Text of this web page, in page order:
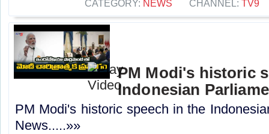
CATEGORY: NEWS CHANNEL: TV9
PM Modi's historic
Indonesian
PM Modi's historic speech in the
News.....»»